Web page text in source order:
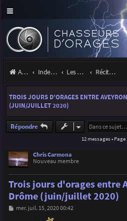
Accueil Index du forum Les orages Récits et photos d'orages
TROIS JOURS D'ORAGES ENTRE
(JUIN/JUILLET 2020)
Répondre
12 messages • Page
Chris Carmona
Nouveau membre
Trois jours d'orages entre
Drôme (juin/juillet 2020)
M
mer. juil. 15, 2020 00:42